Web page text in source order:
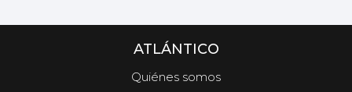
ATLÁNTICO
Quiénes somos